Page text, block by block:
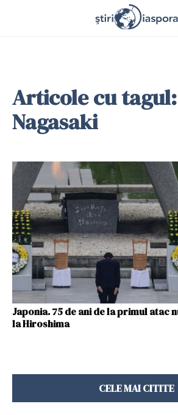
Articole cu tagul:
Nagasaki
Japonia. 75 de ani de la primul atac
la Hiroshima
CELE MAI CITITE